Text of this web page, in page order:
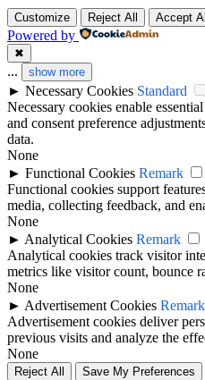
Customize Reject All Accept
Powered by
✖
... show more
► Necessary Cookies Standard
Necessary cookies enable
and consent preference
data.
None
► Functional Cookies Remark
Functional cookies support
media, collecting feedback, and
None
► Analytical Cookies Remark
Analytical cookies track visitor
metrics like visitor count, bounce
None
► Advertisement Cookies Remark
Advertisement cookies deliver
previous visits and analyze the
None
Reject All Save My Preferences